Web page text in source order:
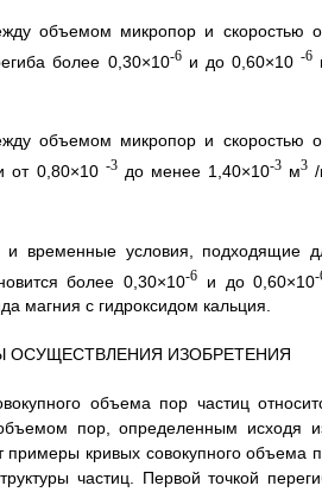
объемом микропор и скоростью
более 0,30×10-6и до 0,60×10 -6
объемом микропор и скоростью
от 0,80×10 -3до менее 1,40×10-3м3
и временные условия, подходящие
более 0,30×10-6 и до 0,60×10
магния с гидроксидом кальция.
ОСУЩЕСТВЛЕНИЯ ИЗОБРЕТЕНИЯ
объема пор частиц
пор, определенным исходя
кривых совокупного объема
частиц. Первой точкой